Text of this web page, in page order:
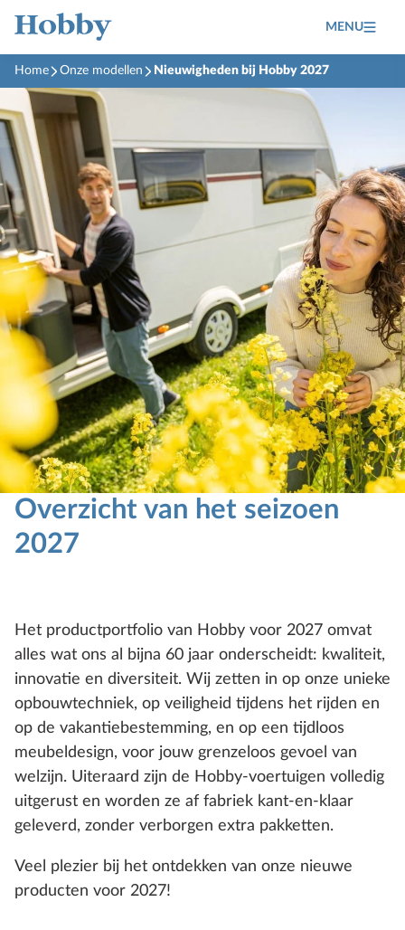
MENU
Home Onze modellen Nieuwigheden bij Hobby 2027
Overzicht van het seizoen
2027
Het productportfolio van Hobby voor 2027 omvat
alles wat ons al bijna 60 jaar onderscheidt: kwaliteit,
innovatie en diversiteit. Wij zetten in op onze unieke
opbouwtechniek, op veiligheid tijdens het rijden en
op de vakantiebestemming, en op een tijdloos
meubeldesign, voor jouw grenzeloos gevoel van
welzijn. Uiteraard zijn de Hobby-voertuigen volledig
uitgerust en worden ze af fabriek kant-en-klaar
geleverd, zonder verborgen extra pakketten.
Veel plezier bij het ontdekken van onze nieuwe
producten voor 2027!